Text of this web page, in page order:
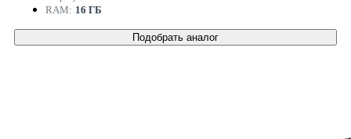
RAM: 16 ГБ
Подобрать аналог